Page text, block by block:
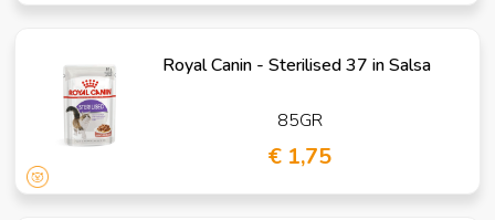
Royal Canin - Sterilised 37 in Salsa
85GR
€ 1,75